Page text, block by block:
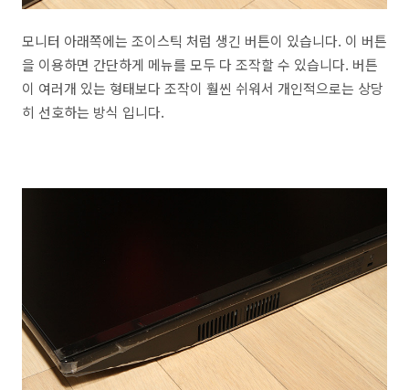
모니터 아래쪽에는 조이스틱 처럼 생긴 버튼이 있습니다. 이 버튼
을 이용하면 간단하게 메뉴를 모두 다 조작할 수 있습니다. 버튼
이 여러개 있는 형태보다 조작이 훨씬 쉬워서 개인적으로는 상당
히 선호하는 방식 입니다.